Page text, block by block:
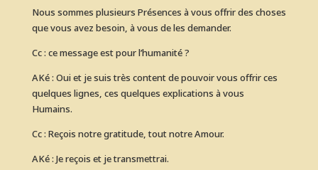
Nous sommes plusieurs Présences à vous offrir des choses
que vous avez besoin, à vous de les demander.
Cc : ce message est pour l’humanité ?
AKé : Oui et je suis très content de pouvoir vous offrir ces
quelques lignes, ces quelques explications à vous
Humains.
Cc : Reçois notre gratitude, tout notre Amour.
AKé : Je reçois et je transmettrai.